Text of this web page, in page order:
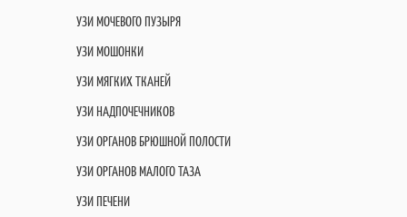
УЗИ МОЧЕВОГО ПУЗЫРЯ
УЗИ МОШОНКИ
УЗИ МЯГКИХ ТКАНЕЙ
УЗИ НАДПОЧЕЧНИКОВ
УЗИ ОРГАНОВ БРЮШНОЙ ПОЛОСТИ
УЗИ ОРГАНОВ МАЛОГО ТАЗА
УЗИ ПЕЧЕНИ